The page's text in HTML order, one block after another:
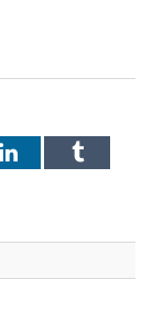
LinkedInTumblr